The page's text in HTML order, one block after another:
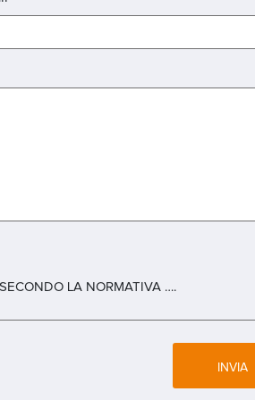
LA NORMATIVA ….
INVIA